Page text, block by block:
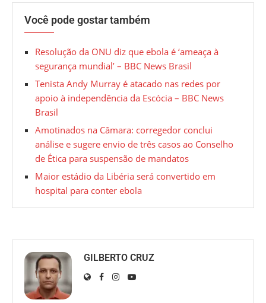
Você pode gostar também
Resolução da ONU diz que ebola é ‘ameaça à
segurança mundial’ – BBC News Brasil
Tenista Andy Murray é atacado nas redes por
apoio à independência da Escócia – BBC News
Brasil
Amotinados na Câmara: corregedor conclui
análise e sugere envio de três casos ao Conselho
de Ética para suspensão de mandatos
Maior estádio da Libéria será convertido em
hospital para conter ebola
GILBERTO CRUZ